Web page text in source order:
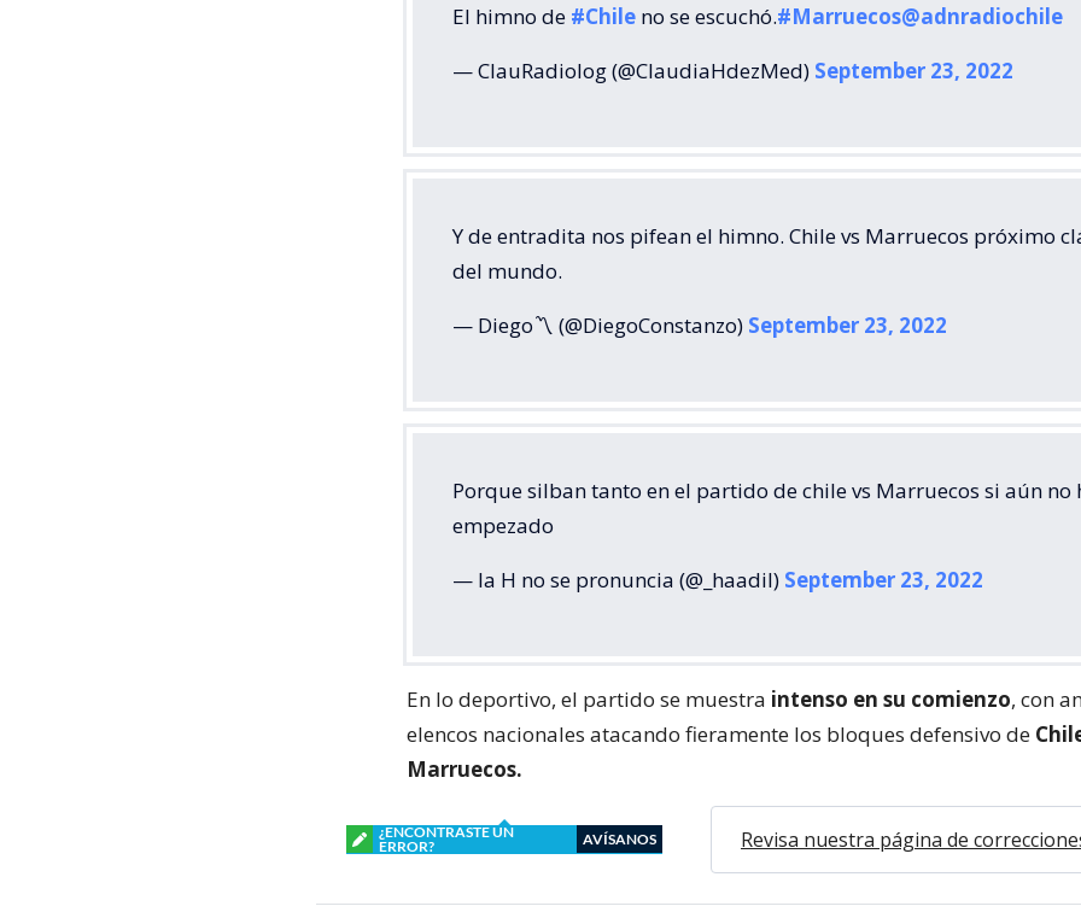
El himno de #Chile no se escuchó.#Marruecos@adnradiochile
— ClauRadiolog (@ClaudiaHdezMed) September 23, 2022
Y de entradita nos pifean el himno. Chile vs Marruecos próximo
del mundo.
— Diego〽️ (@DiegoConstanzo) September 23, 2022
Porque silban tanto en el partido de chile vs Marruecos si aún no
empezado
— la H no se pronuncia (@_haadil) September 23, 2022
En lo deportivo, el partido se muestra intenso en su comienzo, con
elencos nacionales atacando fieramente los bloques defensivo de
Marruecos.
¿ENCONTRASTE UN
ERROR?
AVÍSANOS Revisa nuestra página de